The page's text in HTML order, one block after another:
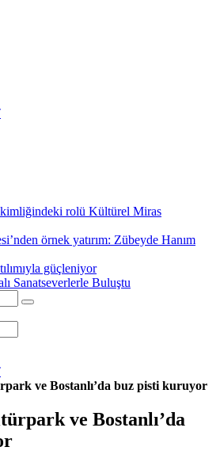
kimliğindeki rolü Kültürel Miras
örnek yatırım: Zübeyde Hanım
güçleniyor
Sanatseverlerle Buluştu
ve Bostanlı’da buz pisti kuruyor
ve Bostanlı’da